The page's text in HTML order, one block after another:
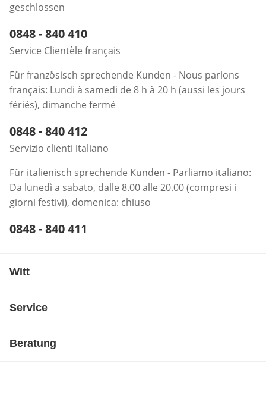
geschlossen
Telefonnummer:
0848 - 840 410
Service Clientèle français
Für französisch sprechende Kunden - Nous parlons
français: Lundi à samedi de 8 h à 20 h (aussi les jours
fériés), dimanche fermé
Telefonnummer:
0848 - 840 412
Servizio clienti italiano
Für italienisch sprechende Kunden - Parliamo italiano:
Da lunedì a sabato, dalle 8.00 alle 20.00 (compresi i
giorni festivi), domenica: chiuso
Telefonnummer:
0848 - 840 411
Witt
Service
Beratung